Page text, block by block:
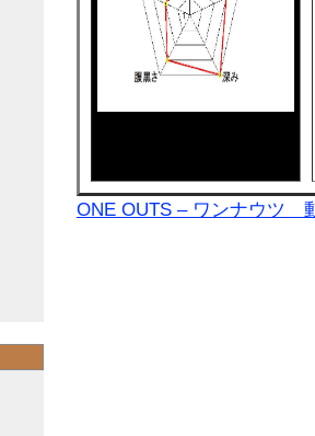
ONE OUTS – ワンナウツ